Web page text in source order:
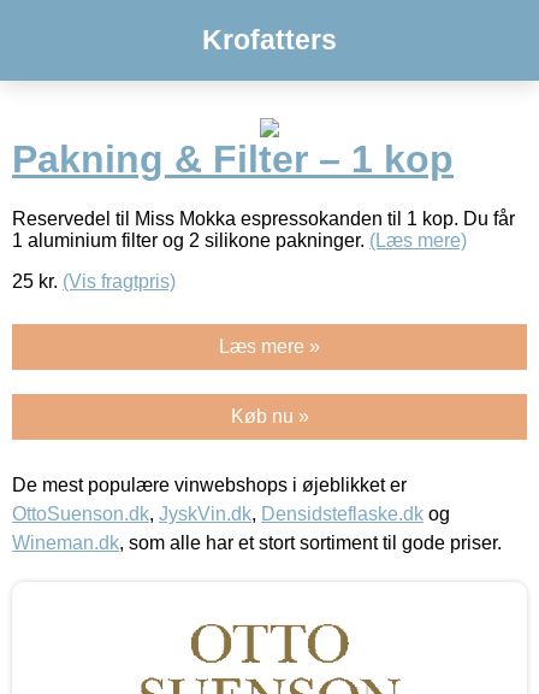
Krofatters
Pakning & Filter – 1 kop
Reservedel til Miss Mokka espressokanden til 1 kop. Du får
1 aluminium filter og 2 silikone pakninger. (Læs mere)
25 kr. (Vis fragtpris)
Læs mere »
Køb nu »
De mest populære vinwebshops i øjeblikket er
OttoSuenson.dk, JyskVin.dk, Densidsteflaske.dk og
Wineman.dk, som alle har et stort sortiment til gode priser.